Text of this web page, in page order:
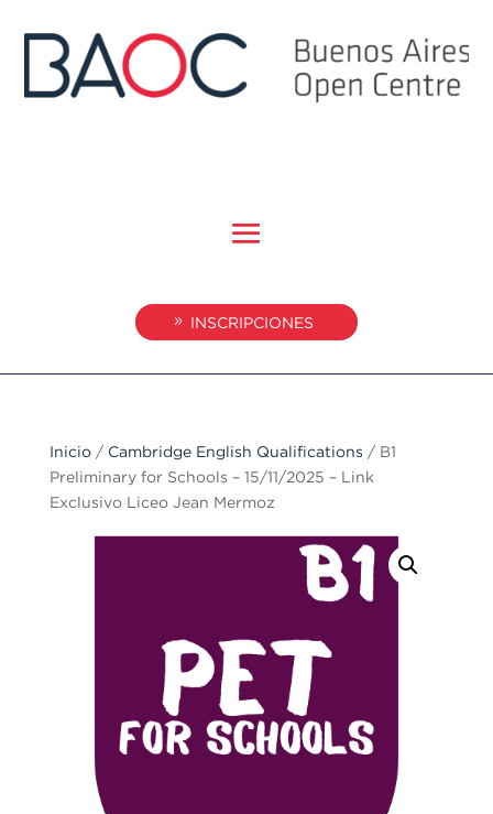
INSCRIPCIONES
Inicio/ Cambridge English Qualifications / B1
Preliminary for Schools – 15/11/2025 – Link
Exclusivo Liceo Jean Mermoz